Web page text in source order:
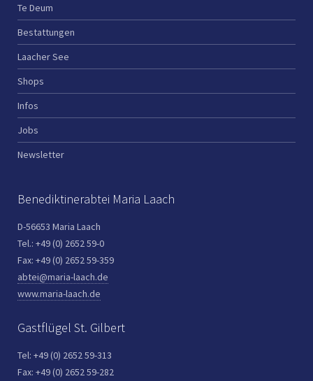
Te Deum
Bestattungen
Laacher See
Shops
Infos
Jobs
Newsletter
Benediktinerabtei Maria Laach
D-56653 Maria Laach
Tel.: +49 (0) 2652 59-0
Fax: +49 (0) 2652 59-359
abtei@maria-laach.de
www.maria-laach.de
Gastflügel St. Gilbert
Tel: +49 (0) 2652 59-313
Fax: +49 (0) 2652 59-282